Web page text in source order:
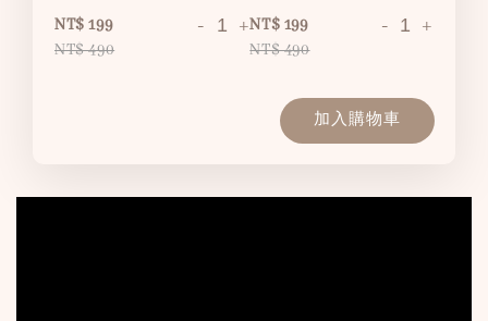
NT$ 199
NT$ 490
- +NT$ 199
NT$ 490
- +
加入購物車